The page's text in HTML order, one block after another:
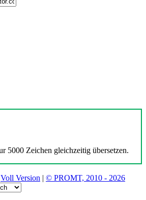
5000 Zeichen gleichzeitig übersetzen.
Voll Version | © PROMT, 2010 - 2026